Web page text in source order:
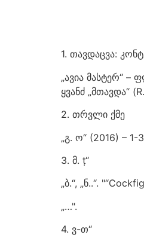
1. თავდაცვა:
„ავია მასტერ“
ყვანძ „მთავდა“
2. თრვლი ქმე
„გ. ო“ (2016) –
3. მ. ṭ“
„ბ.“, „ნ..“.
„…".
4. ვ-თ“